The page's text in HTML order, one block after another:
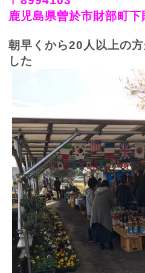
鹿児島県曽於市財部町下
朝早くから20人以上の
した